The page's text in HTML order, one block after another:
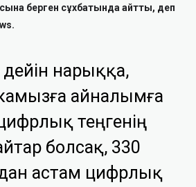
берген сұхбатында айтты, деп
дейін нарыққа,
айналымға
теңгенің
болсақ, 330
астам цифрлық